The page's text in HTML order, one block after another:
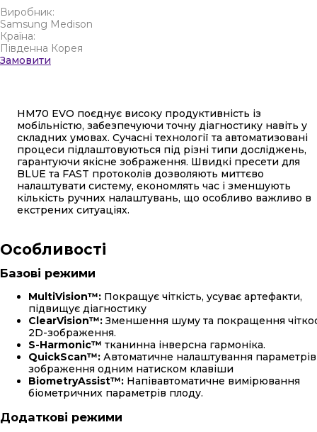
Виробник:
Samsung Medison
Країна:
Південна Корея
Замовити
HM70 EVO поєднує високу продуктивність із
мобільністю, забезпечуючи точну діагностику навіть у
складних умовах. Сучасні технології та автоматизовані
процеси підлаштовуються під різні типи досліджень,
гарантуючи якісне зображення. Швидкі пресети для
BLUE та FAST протоколів дозволяють миттєво
налаштувати систему, економлять час і зменшують
кількість ручних налаштувань, що особливо важливо в
екстрених ситуаціях.
Особливості
Базові режими
MultiVision™: Покращує чіткість, усуває артефакти,
підвищує діагностику
ClearVision™:Зменшення шуму та покращення
2D-зображення.
S-Harmonic™ тканинна інверсна гармоніка.
QuickScan™: Автоматичне налаштування параметрів
зображення одним натиском клавіши
BiometryAssist™: Напівавтоматичне вимірювання
біометричних параметрів плоду.
Додаткові режими